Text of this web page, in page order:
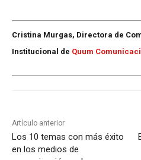
Cristina Murgas, Directora de
Institucional de Quum
Artículo anterior
Los 10 temas con más éxito
en los medios de